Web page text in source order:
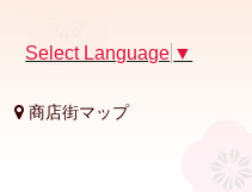
Select Language ▼
商店街マップ